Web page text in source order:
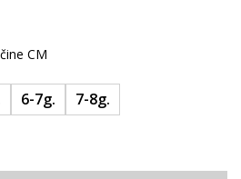
CM
6-7g. 7-8g.